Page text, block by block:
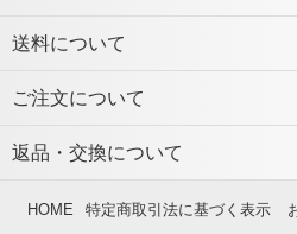
送料について
ご注文について
返品・交換について
HOME 特定商取引法に基づく表示